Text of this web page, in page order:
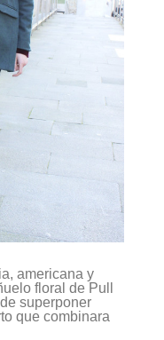
americana y
floral de Pull
superponer
que combinara